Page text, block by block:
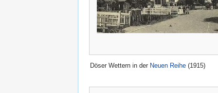
Döser Wettern in der Neuen Reihe (1915)